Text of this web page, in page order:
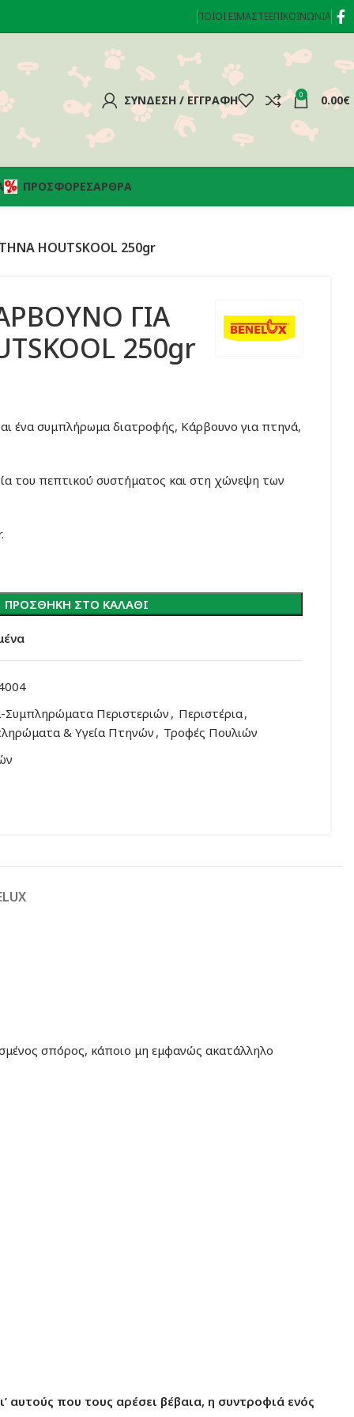
ΠΟΙΟΊ ΕΊΜΑΣΤΕΕΠΙΚΟΙΝΩΝΊΑ
ΣΎΝΔΕΣΗ / ΕΓΓΡΑΦΉ 0 0.00€
ΠΡΟΣΦΟΡΈΣΆΡΘΡΑ
HOUTSKOOL 250gr
ΓΙΑ
250gr
ένα συμπλήρωμα διατροφής, Κάρβουνο για πτηνά,
του πεπτικού συστήματος και στη χώνεψη των
ΠΡΟΣΘΉΚΗ ΣΤΟ ΚΑΛΆΘΙ
Συμπληρώματα Περιστεριών , Περιστέρια,
& Υγεία Πτηνών , Τροφές Πουλιών
σπόρος, κάποιο μη εμφανώς ακατάλληλο
αυτούς που τους αρέσει βέβαια, η συντροφιά ενός